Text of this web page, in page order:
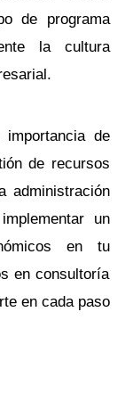
de programa
la cultura
importancia de
de recursos
administración
un
en tu
en consultoría
en cada paso